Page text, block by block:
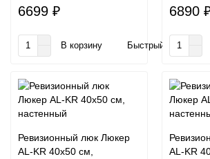
6699 ₽
В корзину Быстрый заказ
6890
Ревизионный люк Люкер
AL-KR 40x50 см,
AL-KR